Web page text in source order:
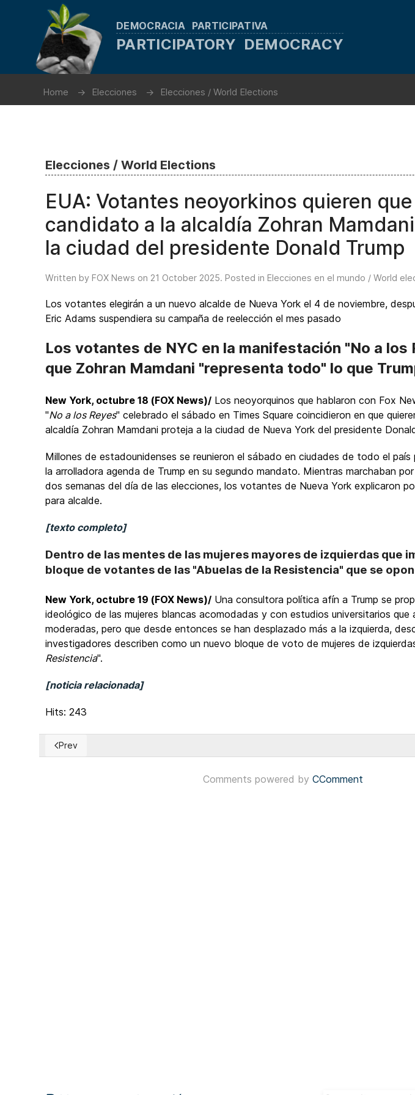
DEMOCRACIA PARTICIPATIVA
PARTICIPATORY DEMOCRACY
Home Elecciones Elecciones / World Elections
Elecciones / World Elections
EUA: Votantes neoyorkinos quieren
candidato a la alcaldía Zohran
la ciudad del presidente Donald Trump
Written by FOX News on 21 October 2025. Posted in Elecciones en el mundo / World
Los votantes elegirán a un nuevo alcalde de Nueva York el 4 de noviembre,
Eric Adams suspendiera su campaña de reelección el mes pasado
Los votantes de NYC en la manifestación "No a los
que Zohran Mamdani "representa todo" lo que
New York, octubre 18 (FOX News)/ Los neoyorquinos que hablaron con Fox
"No a los Reyes" celebrado el sábado en Times Square coincidieron en que
alcaldía Zohran Mamdani proteja a la ciudad de Nueva York del presidente
Millones de estadounidenses se reunieron el sábado en ciudades de todo el
la arrolladora agenda de Trump en su segundo mandato. Mientras marchaban
dos semanas del día de las elecciones, los votantes de Nueva York explicaron
para alcalde.
[texto completo]
Dentro de las mentes de las mujeres mayores de izquierdas que
bloque de votantes de las "Abuelas de la Resistencia" que se
New York, octubre 19 (FOX News)/ Una consultora política afín a Trump se
ideológico de las mujeres blancas acomodadas y con estudios universitarios que
moderadas, pero que desde entonces se han desplazado más a la izquierda,
investigadores describen como un nuevo bloque de voto de mujeres de
Resistencia".
[noticia relacionada]
Hits: 243
Previous article: Alemania: CDU aborda cómo frenar el ascenso de Alternativa por
Prev
Comments powered byCComment